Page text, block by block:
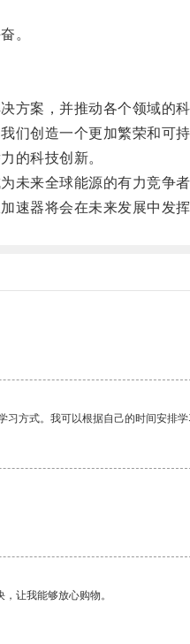
。
案，并推动各个领域的科
创造一个更加繁荣和可持
的科技创新。
来全球能源的有力竞争者
器将会在未来发展中发挥
方式。我可以根据自己的时间安排学
让我能够放心购物。